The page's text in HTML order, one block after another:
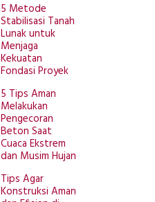
5 Metode
Stabilisasi Tanah
Lunak untuk
Menjaga
Kekuatan
Fondasi Proyek
5 Tips Aman
Melakukan
Pengecoran
Beton Saat
Cuaca Ekstrem
dan Musim Hujan
Tips Agar
Konstruksi Aman